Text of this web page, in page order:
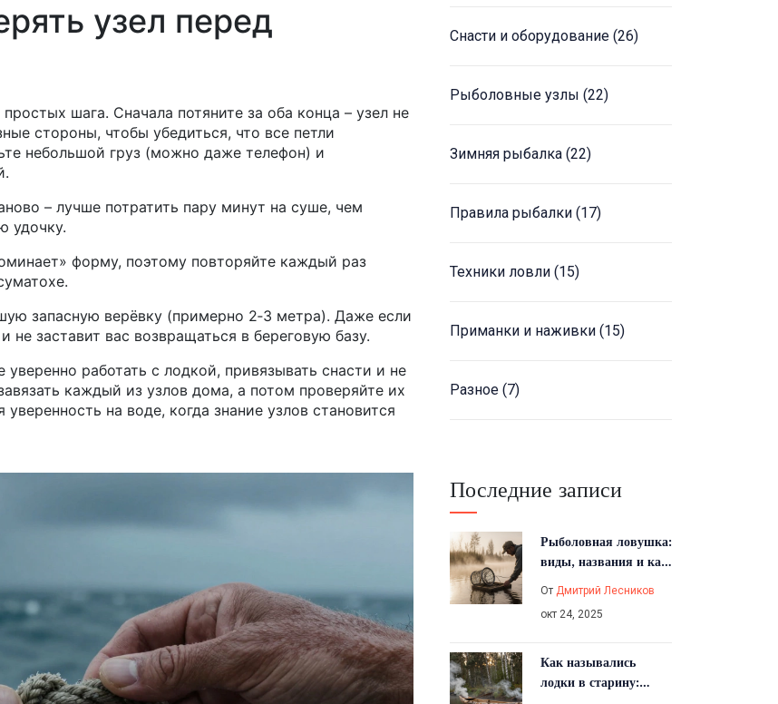
узел перед
шага. Сначала потяните за оба конца – узел не
стороны, чтобы убедиться, что все петли
небольшой груз (можно даже телефон) и
– лучше потратить пару минут на суше, чем
удочку.
форму, поэтому повторяйте каждый раз
запасную верёвку (примерно 2‑3 метра). Даже если
не заставит вас возвращаться в береговую базу.
работать с лодкой, привязывать снасти и не
каждый из узлов дома, а потом проверяйте их
на воде, когда знание узлов становится
Снасти и оборудование (26)
Рыболовные узлы (22)
Зимняя рыбалка (22)
Правила рыбалки (17)
Техники ловли (15)
Приманки и наживки (15)
Разное (7)
Последние записи
Рыболовная ловушка:
виды, названия и как
От Дмитрий Лесников
окт 24, 2025
Как назывались
лодки в старину: